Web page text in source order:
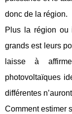
donc de la région.
Plus la région ou
grands est leurs
laisse à
photovoltaïques
différentes
Comment estimer